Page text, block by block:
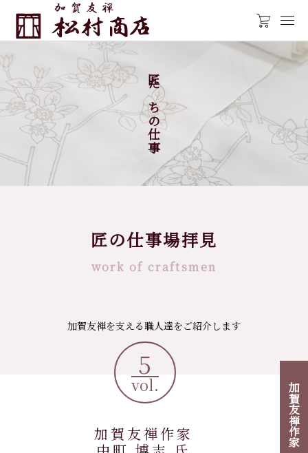
匠たちの仕事
匠の仕事場拝見
work of craftsmen
加賀友禅を支える職人達をご紹介します
加賀友禅作家
5
vol. 加賀友禅作家